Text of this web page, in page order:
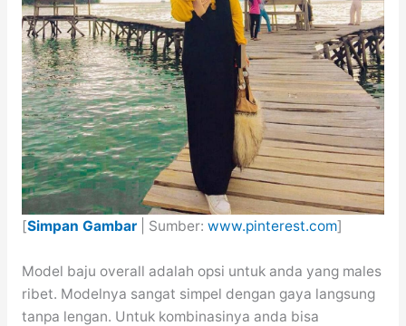
[Simpan Gambar| Sumber: www.pinterest.com]
Model baju overall adalah opsi untuk anda yang males
ribet. Modelnya sangat simpel dengan gaya langsung
tanpa lengan. Untuk kombinasinya anda bisa